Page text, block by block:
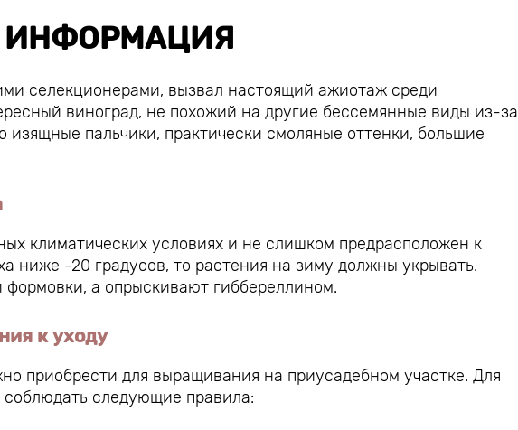
ИНФОРМАЦИЯ
селекционерами, вызвал настоящий ажиотаж среди
виноград, не похожий на другие бессемянные виды из-за
изящные пальчики, практически смоляные оттенки, большие
климатических условиях и не слишком предрасположен к
ниже -20 градусов, то растения на зиму должны укрывать.
а опрыскивают гиббереллином.
к уходу
приобрести для выращивания на приусадебном участке. Для
следующие правила: